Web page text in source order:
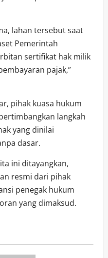
lahan tersebut saat
Pemerintah
sertifikat hak milik
pajak,”
pihak kuasa hukum
langkah
yang dinilai
dasar.
ini ditayangkan,
resmi dari pihak
penegak hukum
yang dimaksud.